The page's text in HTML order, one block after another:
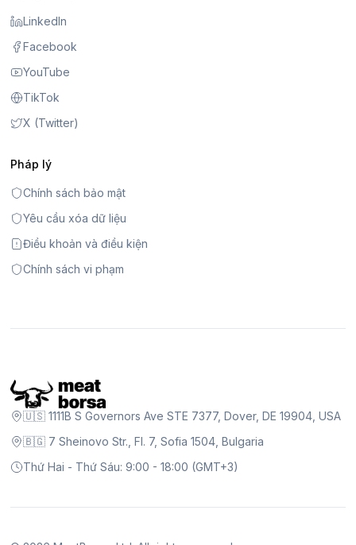
LinkedIn
Facebook
YouTube
TikTok
X (Twitter)
Pháp lý
Chính sách bảo mật
Yêu cầu xóa dữ liệu
Điều khoản và điều kiện
Chính sách vi phạm
🇺🇸 1111B S Governors Ave STE 7377, Dover, DE 19904, USA
🇧🇬 7 Sheinovo Str., Fl. 7, Sofia 1504, Bulgaria
Thứ Hai - Thứ Sáu: 9:00 - 18:00 (GMT+3)